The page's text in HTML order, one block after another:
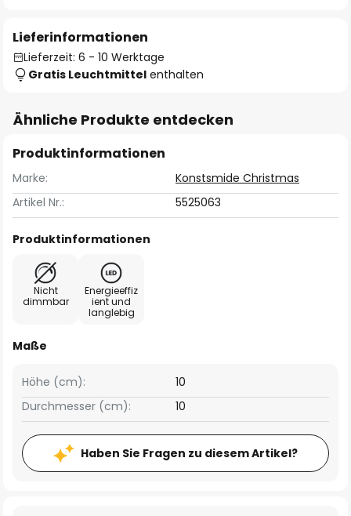
Lieferinformationen
Lieferzeit: 6 - 10 Werktage
Gratis Leuchtmittel enthalten
Ähnliche Produkte entdecken
Produktinformationen
Marke:
Konstsmide Christmas
Artikel Nr.:
5525063
Produktinformationen
Nicht
dimmbar
Energieeffiz
ient und
langlebig
Maße
Höhe (cm):
10
Durchmesser (cm):
10
Haben Sie Fragen zu diesem Artikel?